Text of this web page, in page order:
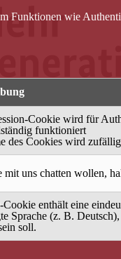
Funktionen wie
Cookie wird für
funktioniert
des Cookies wird
mit uns chatten wollen,
enthält eine
Sprache (z. B.
soll.